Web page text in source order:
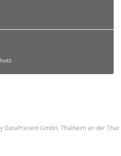
DataPresent GmbH, Thalheim an der Thur